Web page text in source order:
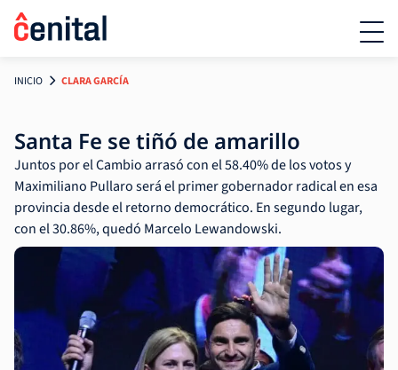
INICIO CLARA GARCÍA
Santa Fe se tiñó de amarillo
Juntos por el Cambio arrasó con el 58.40% de los votos y
Maximiliano Pullaro será el primer gobernador radical en esa
provincia desde el retorno democrático. En segundo lugar,
con el 30.86%, quedó Marcelo Lewandowski.